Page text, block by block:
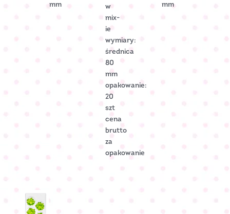
mm
w
mix-
ie
wymiary:
średnica
80
mm
opakowanie:
20
szt
cena
brutto
za
opakowanie
mm